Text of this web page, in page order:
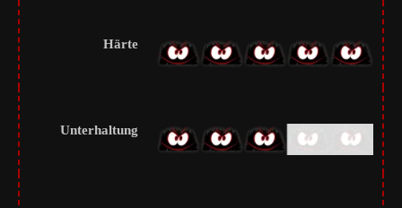
Härte
Unterhaltung